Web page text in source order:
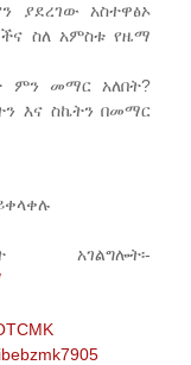
ያደረገው አስተዋፅኦ
ስለ አምስቱ የዜማ
ምን መማር አለበት?
እና ስኬትን በመማር
አገልግሎት፡-